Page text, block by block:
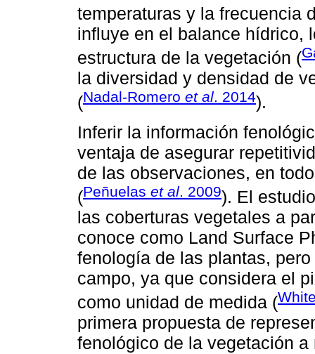
temperaturas y la frecuencia
inﬂuye en el balance hídrico,
estructura de la vegetación (
la diversidad y densidad de
(Nadal-Romero et al. 2014).
Inferir la información
ventaja de asegurar
de las observaciones, en
(Peñuelas et al. 2009). El
las coberturas vegetales a
conoce como Land Surface
fenología de las plantas,
campo, ya que considera el
como unidad de medida (
primera propuesta de
fenológico de la vegetación